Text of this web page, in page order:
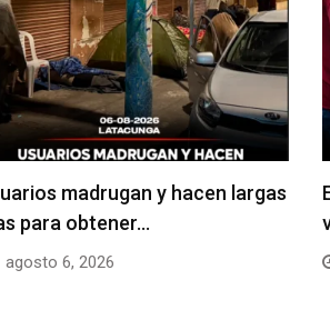
madrugan y hacen largas
para obtener…
agosto 6, 2026